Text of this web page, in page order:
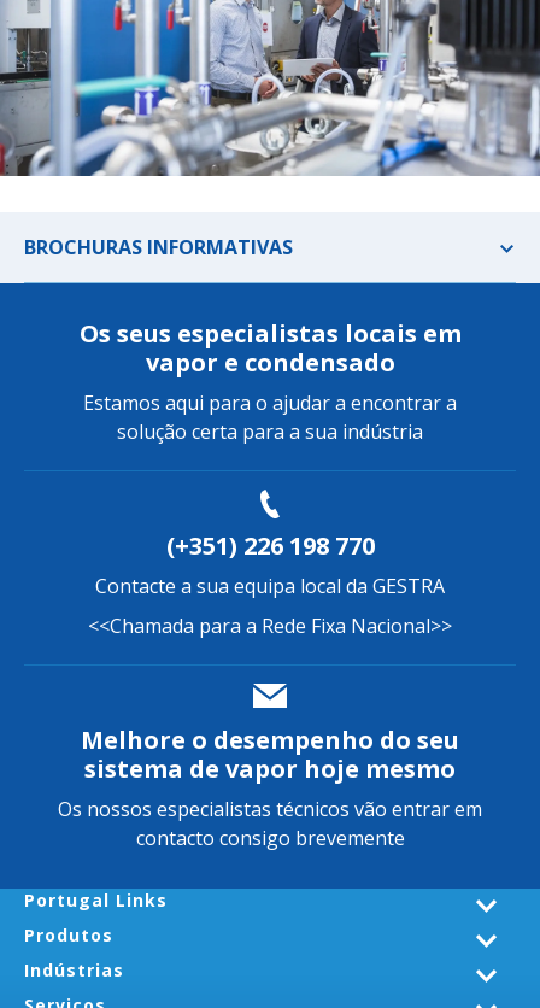
BROCHURAS INFORMATIVAS
Os seus especialistas locais em
vapor e condensado
Estamos aqui para o ajudar a encontrar a
solução certa para a sua indústria
(+351) 226 198 770
Contacte a sua equipa local da GESTRA
<<Chamada para a Rede Fixa Nacional>>
Melhore o desempenho do seu
sistema de vapor hoje mesmo
Os nossos especialistas técnicos vão entrar em
contacto consigo brevemente
Portugal Links
Produtos
Indústrias